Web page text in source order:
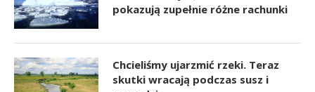
pokazują zupełnie różne rachunki
Chcieliśmy ujarzmić rzeki. Teraz
skutki wracają podczas susz i